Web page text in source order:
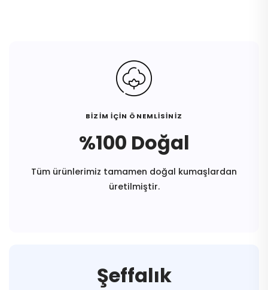
BİZİM İÇİN ÖNEMLİSİNİZ
%100 Doğal
Tüm ürünlerimiz tamamen doğal kumaşlardan
üretilmiştir.
Şeffalık